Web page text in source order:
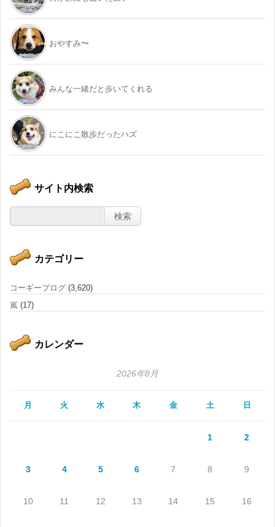
おやすみ〜
みんな一緒だと歩いてくれる
にこにこ散歩だったハズ
サイト内検索
カテゴリー
コーギーブログ (3,620)
嵐 (17)
カレンダー
2026年8月
月 火 水 木 金 土 日
1 2
3 4 5 6 7 8 9
10 11 12 13 14 15 16